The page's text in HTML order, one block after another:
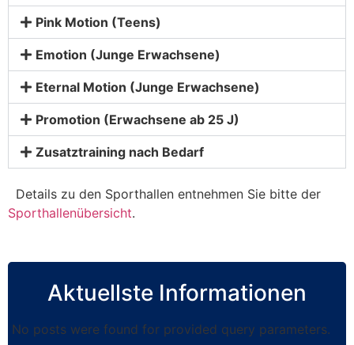
Pink Motion (Teens)
Emotion (Junge Erwachsene)
Eternal Motion (Junge Erwachsene)
Promotion (Erwachsene ab 25 J)
Zusatztraining nach Bedarf
Details zu den Sporthallen entnehmen Sie bitte der
Sporthallenübersicht.
Aktuellste Informationen
No posts were found for provided query parameters.